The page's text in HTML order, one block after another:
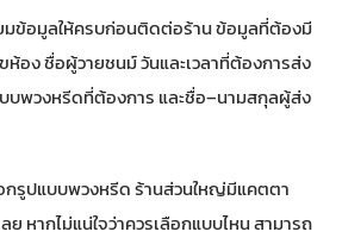
ข้อมูลให้ครบก่อนติดต่อร้าน ข้อมูลที่ต้องมี
ห้อง ชื่อผู้วายชนม์ วันและเวลาที่ต้องการส่ง
บพวงหรีดที่ต้องการ และชื่อ–นามสกุลผู้ส่ง
รูปแบบพวงหรีด ร้านส่วนใหญ่มีแคตตา
ย หากไม่แน่ใจว่าควรเลือกแบบไหน สามารถ